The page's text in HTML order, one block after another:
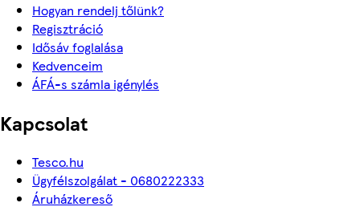
Hogyan rendelj tőlünk?
Regisztráció
Idősáv foglalása
Kedvenceim
ÁFÁ-s számla igénylés
Kapcsolat
Tesco.hu
Ügyfélszolgálat - 0680222333
Áruházkereső